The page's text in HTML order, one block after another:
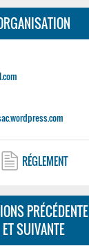
RÉGLEMENT
PRÉCÉDENTE
ET SUIVANTE